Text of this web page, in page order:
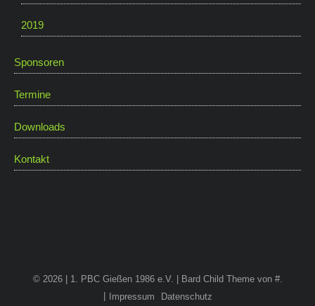
2019
Sponsoren
Termine
Downloads
Kontakt
© 2026 | 1. PBC Gießen 1986 e.V. | Bard Child Theme von #.
Impressum
Datenschutz